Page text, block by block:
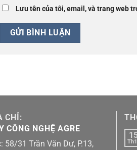
Lưu tên của tôi, email, và trang web
CHỈ:
CÔNG NGHỆ AGRE
58/31 Trần Văn Dư, P.13,